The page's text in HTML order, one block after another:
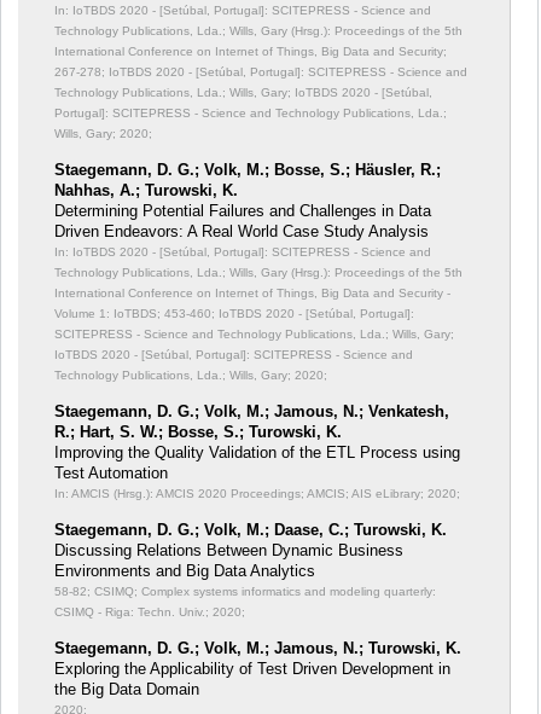
In: IoTBDS 2020 - [Setúbal, Portugal]: SCITEPRESS - Science and
Technology Publications, Lda.; Wills, Gary (Hrsg.): Proceedings of the 5th
International Conference on Internet of Things, Big Data and Security;
267-278; IoTBDS 2020 - [Setúbal, Portugal]: SCITEPRESS - Science and
Technology Publications, Lda.; Wills, Gary; IoTBDS 2020 - [Setúbal,
Portugal]: SCITEPRESS - Science and Technology Publications, Lda.;
Wills, Gary; 2020;
Staegemann, D. G.; Volk, M.; Bosse, S.; Häusler, R.;
Nahhas, A.; Turowski, K.
Determining Potential Failures and Challenges in Data
Driven Endeavors: A Real World Case Study Analysis
In: IoTBDS 2020 - [Setúbal, Portugal]: SCITEPRESS - Science and
Technology Publications, Lda.; Wills, Gary (Hrsg.): Proceedings of the 5th
International Conference on Internet of Things, Big Data and Security -
Volume 1: IoTBDS; 453-460; IoTBDS 2020 - [Setúbal, Portugal]:
SCITEPRESS - Science and Technology Publications, Lda.; Wills, Gary;
IoTBDS 2020 - [Setúbal, Portugal]: SCITEPRESS - Science and
Technology Publications, Lda.; Wills, Gary; 2020;
Staegemann, D. G.; Volk, M.; Jamous, N.; Venkatesh,
R.; Hart, S. W.; Bosse, S.; Turowski, K.
Improving the Quality Validation of the ETL Process using
Test Automation
In: AMCIS (Hrsg.): AMCIS 2020 Proceedings; AMCIS; AIS eLibrary; 2020;
Staegemann, D. G.; Volk, M.; Daase, C.; Turowski, K.
Discussing Relations Between Dynamic Business
Environments and Big Data Analytics
58-82; CSIMQ; Complex systems informatics and modeling quarterly:
CSIMQ - Riga: Techn. Univ.; 2020;
Staegemann, D. G.; Volk, M.; Jamous, N.; Turowski, K.
Exploring the Applicability of Test Driven Development in
the Big Data Domain
2020;